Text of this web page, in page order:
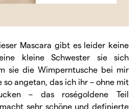
Mascara gibt es leider keine
kleine Schwester sie sich
sie die Wimperntusche bei mir
angetan, das ich ihr – ohne mit
– das roségoldene Teil
sehr schöne und definierte